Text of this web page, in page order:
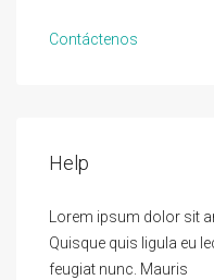
Contáctenos
Help
Lorem ipsum dolor sit
Quisque quis ligula eu
feugiat nunc. Mauris